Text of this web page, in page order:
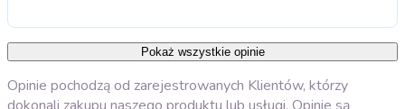
Pokaż wszystkie opinie
Opinie pochodzą od zarejestrowanych Klientów, którzy